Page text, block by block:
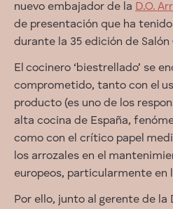
nuevo embajador de la D.O.
de presentación que ha
durante la 35 edición de
El cocinero ‘biestrellado’ se
comprometido, tanto con el
producto (es uno de los
alta cocina de España,
como con el crítico papel
los arrozales en el
europeos, particularmente en
Por ello, junto al gerente de la